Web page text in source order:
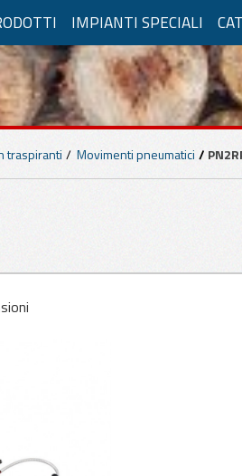
IMPIANTI SPECIALI
LEGNO
Compressa
Pannelli Traspiranti
traspiranti Movimenti pneumatici